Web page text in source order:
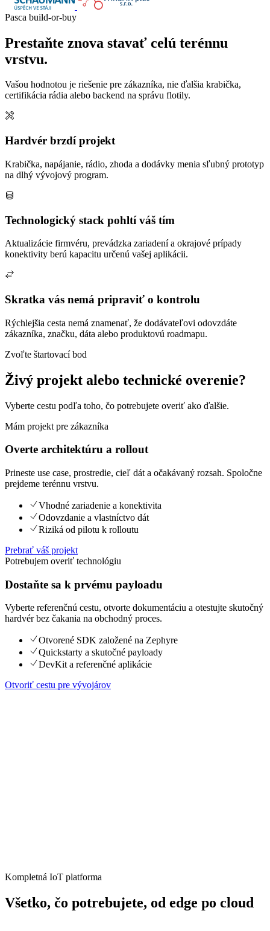
Pasca build-or-buy
Prestaňte znova stavať celú terénnu
vrstvu.
Vašou hodnotou je riešenie pre zákazníka, nie ďalšia krabička,
certifikácia rádia alebo backend na správu flotily.
Hardvér brzdí projekt
Krabička, napájanie, rádio, zhoda a dodávky menia sľubný prototyp
na dlhý vývojový program.
Technologický stack pohltí váš tím
Aktualizácie firmvéru, prevádzka zariadení a okrajové prípady
konektivity berú kapacitu určenú vašej aplikácii.
Skratka vás nemá pripraviť o kontrolu
Rýchlejšia cesta nemá znamenať, že dodávateľovi odovzdáte
zákazníka, značku, dáta alebo produktovú roadmapu.
Zvoľte štartovací bod
Živý projekt alebo technické overenie?
Vyberte cestu podľa toho, čo potrebujete overiť ako ďalšie.
Mám projekt pre zákazníka
Overte architektúru a rollout
Prineste use case, prostredie, cieľ dát a očakávaný rozsah. Spoločne
prejdeme terénnu vrstvu.
Vhodné zariadenie a konektivita
Odovzdanie a vlastníctvo dát
Riziká od pilotu k rolloutu
Prebrať váš projekt
Potrebujem overiť technológiu
Dostaňte sa k prvému payloadu
Vyberte referenčnú cestu, otvorte dokumentáciu a otestujte skutočný
hardvér bez čakania na obchodný proces.
Otvorené SDK založené na Zephyre
Quickstarty a skutočné payloady
DevKit a referenčné aplikácie
Otvoriť cestu pre vývojárov
Kompletná IoT platforma
Všetko, čo potrebujete, od edge po cloud